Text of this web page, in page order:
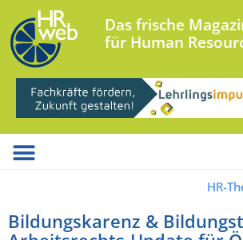
Das frische
für Human
HR-
Bildungskarenz &